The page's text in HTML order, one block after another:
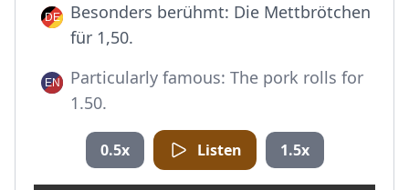
Besonders berühmt: Die Mettbrötchen
für 1,50.
Particularly famous: The pork rolls for
1.50.
0.5x Listen 1.5x